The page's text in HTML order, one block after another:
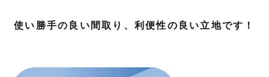
使い勝手の良い間取り、利便性の良い立地です！